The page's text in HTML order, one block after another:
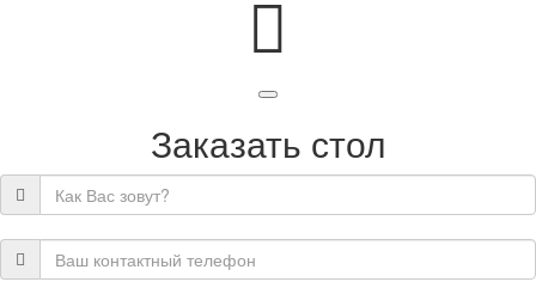
Заказать стол